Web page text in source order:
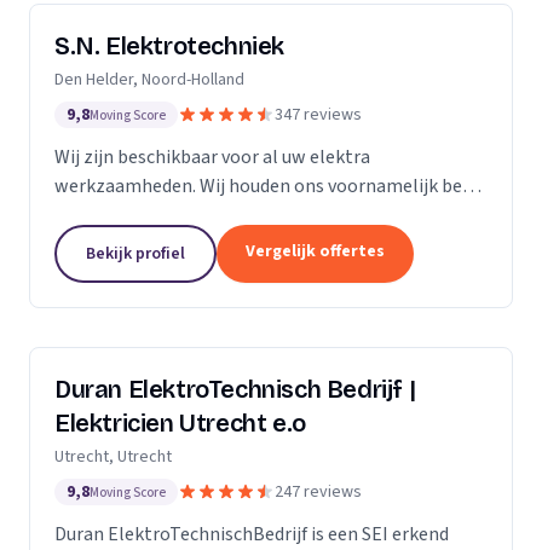
S.N. Elektrotechniek
Den Helder, Noord-Holland
9,8Moving Score 347 reviews
Wij zijn beschikbaar voor al uw elektra
werkzaamheden. Wij houden ons voornamelijk bezig
groepenkastinstallaties & laadpalen.
Bekijk profiel Vergelijk offertes
Duran ElektroTechnisch Bedrijf |
Elektricien Utrecht e.o
Utrecht, Utrecht
9,8Moving Score 247 reviews
Duran ElektroTechnischBedrijf is een SEI erkend